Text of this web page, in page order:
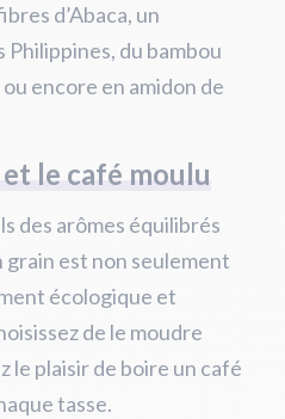
d’Abaca, un
du bambou
encore en amidon de
le café moulu
des arômes équilibrés
grain est non seulement
écologique et
de le moudre
le plaisir de boire un café
tasse.